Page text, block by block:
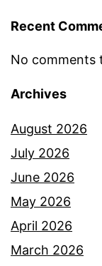
Recent
No comments
Archives
August 2026
July 2026
June 2026
May 2026
April 2026
March 2026